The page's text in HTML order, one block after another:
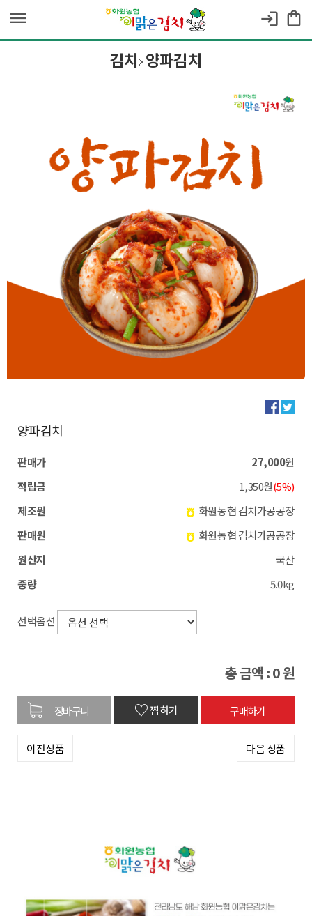
dehaze login shopping_bag
김치 양파김치
양파김치
판매가 27,000원
적립금
1,350원(5%)
제조원
화원농협 김치가공공장
판매원
화원농협 김치가공공장
원산지
국산
중량
5.0kg
선택옵션
총 금액 :0원
♡찜하기
이전상품 다음 상품